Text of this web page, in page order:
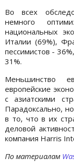
Во всех
немного
национальных
Италии (69%),
пессимистов -
31%.
Меньшинство
европейские
с азиатскими
Парадоксально,
в то, что в их
деловой
компания Harris
По материалам